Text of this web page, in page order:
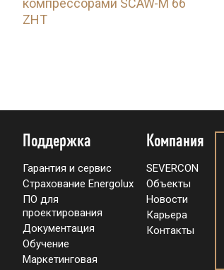
компрессорами SCAW-M 66
ZHT
Поддержка
Гарантия и сервис
Страхование Energolux
ПО для
проектирования
Документация
Обучение
Маркетинговая
Компания
SEVERCON
Объекты
Новости
Карьера
Контакты